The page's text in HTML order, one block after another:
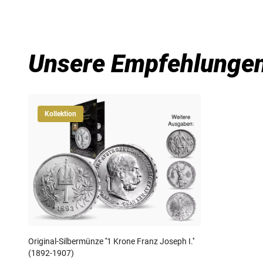
Unsere
Kollektion
Original-Silbermünze ''1 Krone Franz Joseph I.''
(1892-1907)